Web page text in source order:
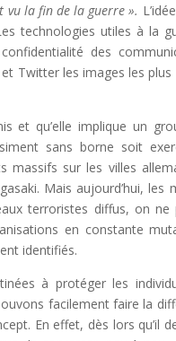
vu la fin de la guerre ».
technologies utiles à la
des
Twitter les images les plus
qu’elle implique un
sans borne soit
sur les villes
Mais aujourd’hui, les
terroristes diffus, on
en constante
identifiés.
à protéger les
facilement faire la
En effet, dès lors qu’il